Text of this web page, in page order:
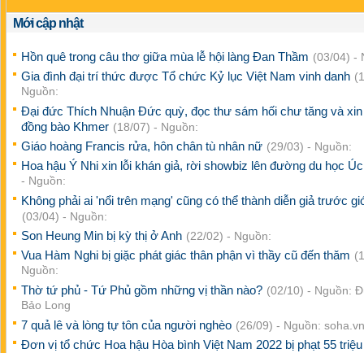
Mới cập nhật
Hồn quê trong câu thơ giữa mùa lễ hội làng Đan Thầm (03/04) -
Gia đình đại trí thức được Tổ chức Kỷ lục Việt Nam vinh danh
Nguồn:
Đại đức Thích Nhuận Đức quỳ, đọc thư sám hối chư tăng và xin
đồng bào Khmer (18/07) - Nguồn:
Giáo hoàng Francis rửa, hôn chân tù nhân nữ (29/03) - Nguồn:
Hoa hậu Ý Nhi xin lỗi khán giả, rời showbiz lên đường du học
- Nguồn:
Không phải ai 'nổi trên mạng' cũng có thể thành diễn giả trước
(03/04) - Nguồn:
Son Heung Min bị kỳ thị ở Anh (22/02) - Nguồn:
Vua Hàm Nghi bị giặc phát giác thân phận vì thầy cũ đến thăm
Nguồn:
Thờ tứ phủ - Tứ Phủ gồm những vị thần nào? (02/10) - Nguồn:
Bảo Long
7 quả lê và lòng tự tôn của người nghèo (26/09) - Nguồn: soha.vn
Đơn vị tổ chức Hoa hậu Hòa bình Việt Nam 2022 bị phạt 55